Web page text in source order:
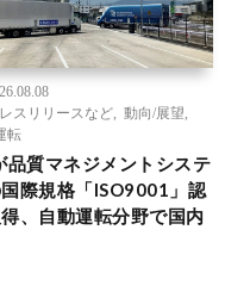
スリリースなど
動向/展望
転
品質マネジメントシステ
際規格「ISO9001」認
、自動運転分野で国内